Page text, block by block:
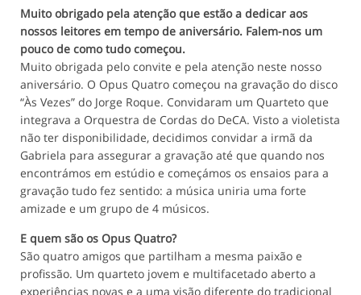
Muito obrigado pela atenção que estão a dedicar aos
nossos leitores em tempo de aniversário. Falem-nos um
pouco de como tudo começou.
Muito obrigada pelo convite e pela atenção neste nosso
aniversário. O Opus Quatro começou na gravação do disco
“Às Vezes” do Jorge Roque. Convidaram um Quarteto que
integrava a Orquestra de Cordas do DeCA. Visto a violetista
não ter disponibilidade, decidimos convidar a irmã da
Gabriela para assegurar a gravação até que quando nos
encontrámos em estúdio e começámos os ensaios para a
gravação tudo fez sentido: a música uniria uma forte
amizade e um grupo de 4 músicos.
E quem são os Opus Quatro?
São quatro amigos que partilham a mesma paixão e
profissão. Um quarteto jovem e multifacetado aberto a
experiências novas e a uma visão diferente do tradicional